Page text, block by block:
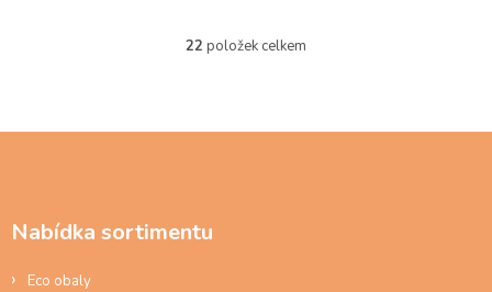
O
d
22 položek celkem
Nabídka sortimentu
Eco obaly